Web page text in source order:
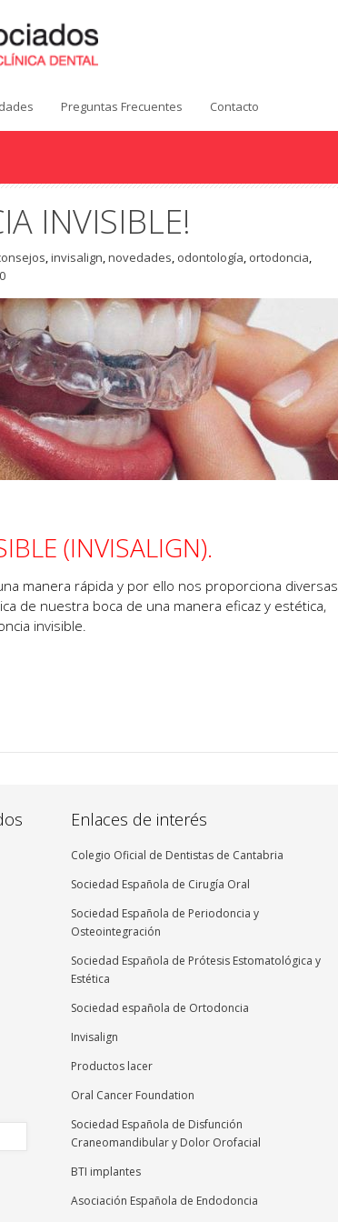
Preguntas Frecuentes Contacto
INVISIBLE!
,invisalign,novedades, odontología, ortodoncia,
(INVISALIGN).
manera rápida y por ello nos proporciona diversas
de nuestra boca de una manera eficaz y estética,
invisible.
Enlaces de interés
Colegio Oficial de Dentistas de Cantabria
Sociedad Española de Cirugía Oral
Sociedad Española de Periodoncia y
Osteointegración
Sociedad Española de Prótesis Estomatológica y
Estética
Sociedad española de Ortodoncia
Invisalign
Productos lacer
Oral Cancer Foundation
Sociedad Española de Disfunción
Craneomandibular y Dolor Orofacial
BTI implantes
Asociación Española de Endodoncia